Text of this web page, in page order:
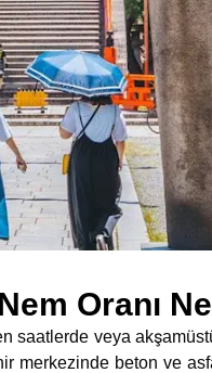
Oranı
saatlerde veya
merkezinde beton ve